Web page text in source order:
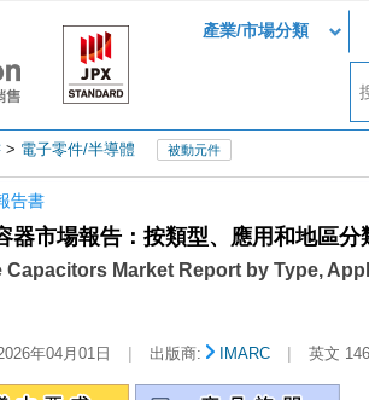
產業/市場分類
> 電子零件/半導體 被動元件
告書
器市場報告：按類型、應用和地區分
Capacitors Market Report by Type,
年04月01日 | 出版商: IMARC | 英文